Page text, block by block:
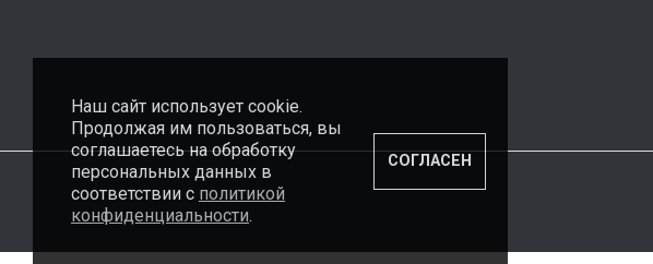
Наш сайт использует cookie.
Продолжая им пользоваться, вы
соглашаетесь на обработку
персональных данных в
соответствии с политикой
конфиденциальности.
СОГЛАСЕН